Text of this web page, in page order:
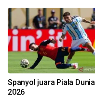
Spanyol juara Piala Dunia
2026